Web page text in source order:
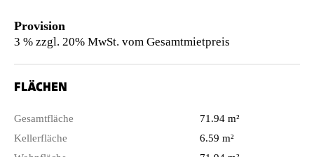
Provision
3 % zzgl. 20% MwSt. vom Gesamtmietpreis
FLÄCHEN
Gesamtfläche
71.94 m²
Kellerfläche
6.59 m²